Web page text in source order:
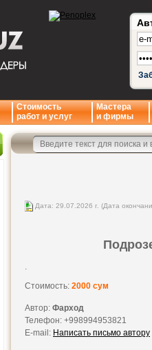
Стоимость
работ и услуг
Мастера
и фирмы
Дата: 29.07.2026 г. (Дата
.
Стоимость: 2000 сум
Автор: Фарход
Телефон: +998994953821
E-mail: Написать письмо автору